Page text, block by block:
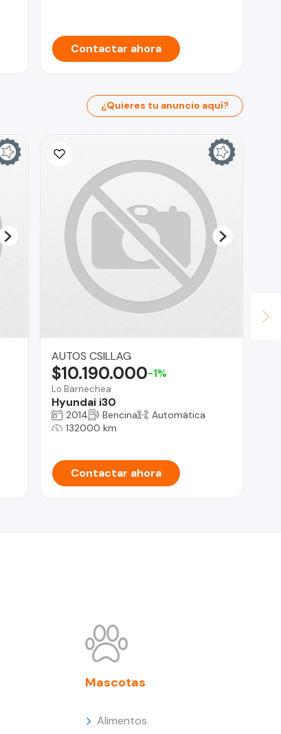
Contactar ahora
¿Quieres tu anuncio aquí?
AUTOS CSILLAG
Lo Barnechea
Hyundai i30
$10.190.000-1%
2014 Bencina
Automática
132000 km
Contactar ahora
Mascotas
Alimentos